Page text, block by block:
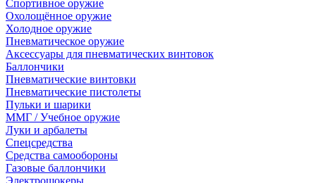
Спортивное оружие
Охолощённое оружие
Холодное оружие
Пневматическое оружие
Аксессуары для пневматических винтовок
Баллончики
Пневматические винтовки
Пневматические пистолеты
Пульки и шарики
ММГ / Учебное оружие
Луки и арбалеты
Спецсредства
Средства самообороны
Газовые баллончики
Электрошокеры